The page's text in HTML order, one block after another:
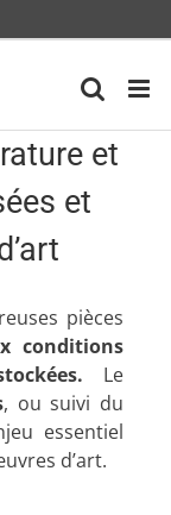
et
et
pièces
conditions
Le
, ou suivi du
essentiel
d’art.